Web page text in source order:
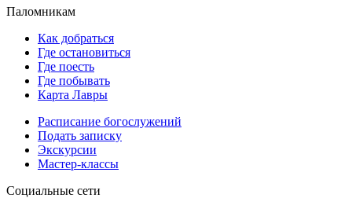
Паломникам
Как добраться
Где остановиться
Где поесть
Где побывать
Карта Лавры
Расписание богослужений
Подать записку
Экскурсии
Мастер-классы
Социальные сети